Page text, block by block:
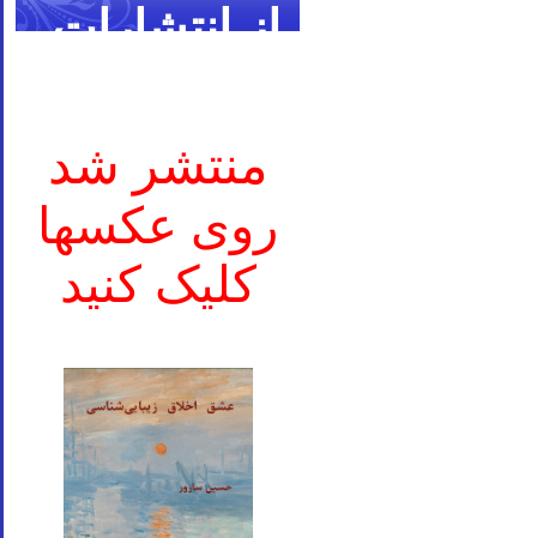
از انتشارات
منتشر شد
روی عکسها
کلیک کنید